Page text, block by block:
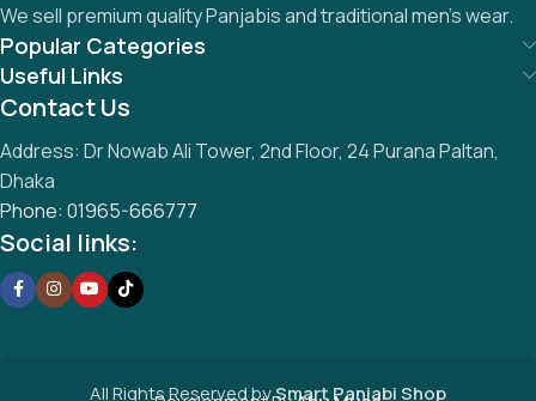
We sell premium quality Panjabis and traditional men’s wear.
Popular Categories
Useful Links
Contact Us
Address: Dr Nowab Ali Tower, 2nd Floor, 24 Purana Paltan,
Dhaka
Phone: 01965-666777
Social links:
All Rights Reserved bySmart Panjabi Shop